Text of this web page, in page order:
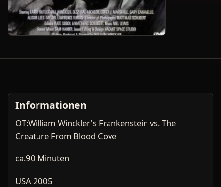
Informationen
OT:William Winckler's Frankenstein vs. The
Creature From Blood Cove
ca.90 Minuten
USA 2005